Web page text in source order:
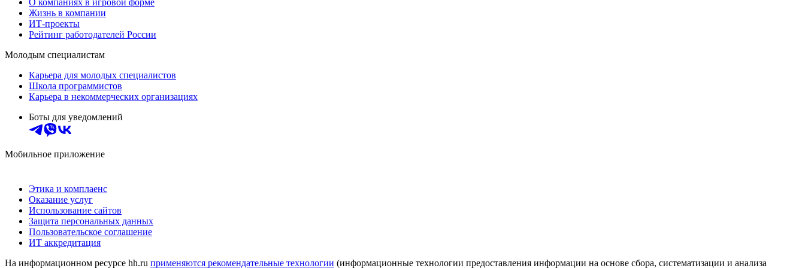
Жизнь в компании
ИТ-проекты
Рейтинг работодателей России
Молодым специалистам
Карьера для молодых специалистов
Школа программистов
Карьера в некоммерческих организациях
Боты для уведомлений
Мобильное приложение
Этика и комплаенс
Оказание услуг
Использование сайтов
Защита персональных данных
Пользовательское соглашение
ИТ аккредитация
На информационном ресурсе hh.ru применяются рекомендательные технологии (информационные технологии предоставления информации на основе сбора, систематизации и анализа